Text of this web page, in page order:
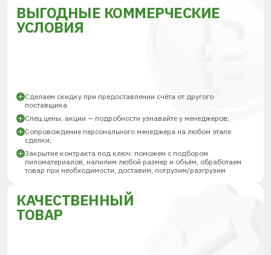
ВЫГОДНЫЕ КОММЕРЧЕСКИЕ
УСЛОВИЯ
Сделаем скидку при предоставлении счёта от другого
поставщика
Спец.цены, акции — подробности узнавайте у менеджеров;
Сопровождение персонального менеджера на любом этапе
сделки;
Закрытие контракта под ключ: поможем с подбором
пиломатериалов, напилим любой размер и объём, обработаем
товар при необходимости, доставим, погрузим/разгрузим
КАЧЕСТВЕННЫЙ
ТОВАР